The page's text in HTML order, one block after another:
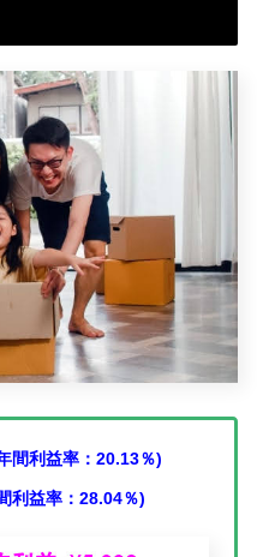
間利益率：20.13％)
利益率：28.04％)